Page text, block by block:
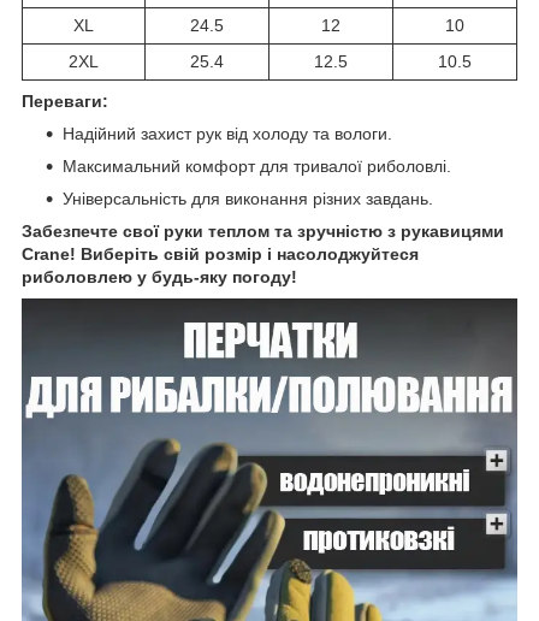
XL
24.5 12
10
2XL
25.4 12.5 10.5
Переваги:
Надійний захист рук від холоду та вологи.
Максимальний комфорт для тривалої риболовлі.
Універсальність для виконання різних завдань.
Забезпечте свої руки теплом та зручністю з рукавицями
Crane! Виберіть свій розмір і насолоджуйтеся
риболовлею у будь-яку погоду!